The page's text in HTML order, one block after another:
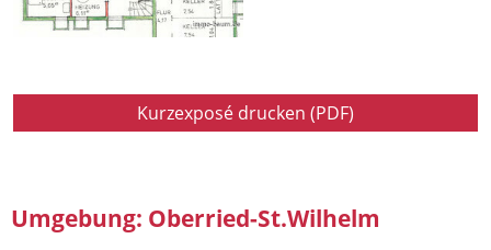
Kurzexposé drucken (PDF)
Umgebung: Oberried-St.Wilhelm